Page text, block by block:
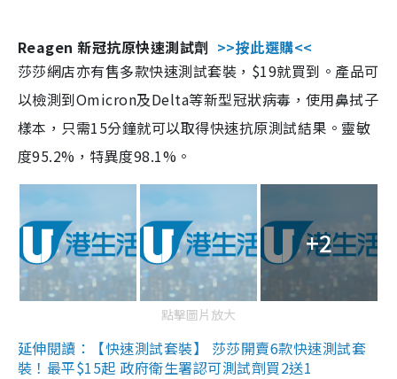
Reagen 新冠抗原快速測試劑 >>按此選購<<
莎莎網店亦有售多款快速測試套裝，$19就買到。產品可
以檢測到Omicron及Delta等新型冠狀病毒，使用鼻拭子
樣本，只需15分鐘就可以取得快速抗原測試結果。靈敏
度95.2%，特異度98.1%。
+2
點擊圖片放大
延伸閱讀：【快速測試套裝】 莎莎開賣6款快速測試套
裝！最平$15起 政府衛生署認可測試劑買2送1